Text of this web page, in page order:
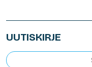
UUTISKIRJE